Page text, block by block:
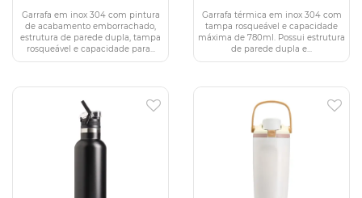
Garrafa em inox 304 com pintura
de acabamento emborrachado,
estrutura de parede dupla, tampa
rosqueável e capacidade para...
Garrafa térmica em inox 304 com
tampa rosqueável e capacidade
máxima de 780ml. Possui estrutura
de parede dupla e...